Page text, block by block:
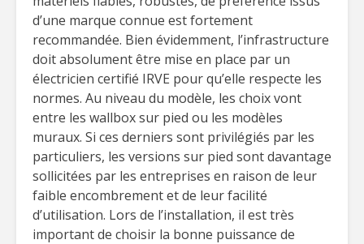
d’une marque connue est fortement
recommandée. Bien évidemment, l’infrastructure
doit absolument être mise en place par un
électricien certifié IRVE pour qu’elle respecte les
normes. Au niveau du modèle, les choix vont
entre les wallbox sur pied ou les modèles
muraux. Si ces derniers sont privilégiés par les
particuliers, les versions sur pied sont davantage
sollicitées par les entreprises en raison de leur
faible encombrement et de leur facilité
d’utilisation. Lors de l’installation, il est très
important de choisir la bonne puissance de